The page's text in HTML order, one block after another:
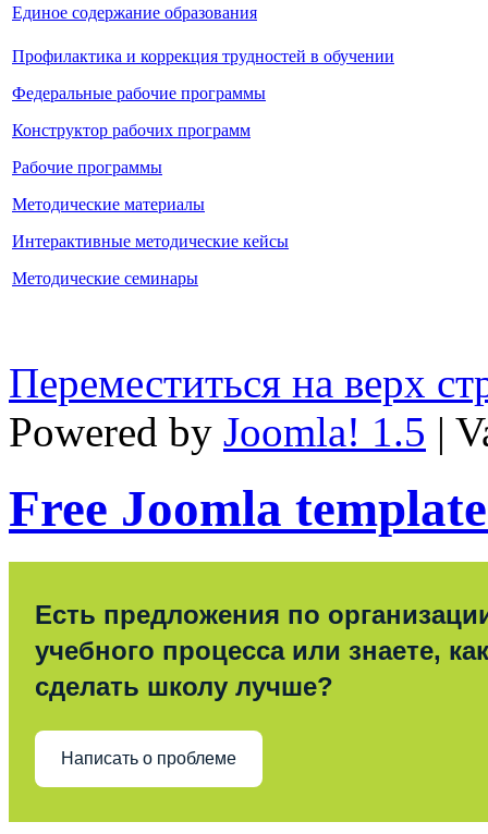
Единое содержание образования
Профилактика и коррекция трудностей в обучении
Федеральные рабочие программы
Конструктор рабочих программ
Рабочие программы
Методические материалы
Интерактивные методические кейсы
Методические семинары
Переместиться на верх
Powered by Joomla! 1.5 |
Free Joomla
Есть предложения по
учебного процесса или знаете, как
сделать школу лучше?
Написать о проблеме